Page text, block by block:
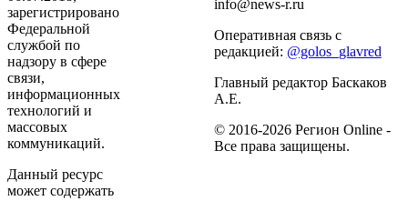
зарегистрировано
Федеральной
службой по
надзору в сфере
связи,
информационных
технологий и
массовых
коммуникаций.
Данный ресурс
может содержать
info@news-r.ru
Оперативная связь с
редакцией: @golos_glavred
Главный редактор Баскаков
А.Е.
© 2016-2026 Регион Online -
Все права защищены.